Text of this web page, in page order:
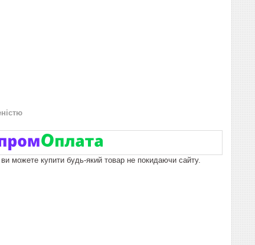
можете купити будь-який товар не покидаючи сайту.